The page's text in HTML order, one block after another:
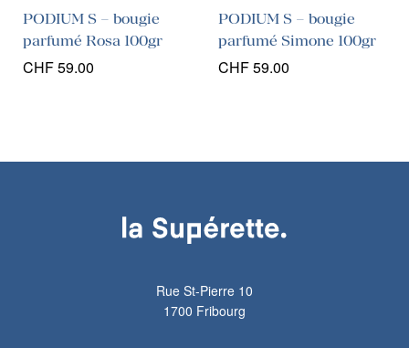
PODIUM S – bougie
parfumé Rosa 100gr
CHF59.00
PODIUM S – bougie
parfumé Simone 100gr
CHF59.00
Rue St-Pierre 10
1700 Fribourg